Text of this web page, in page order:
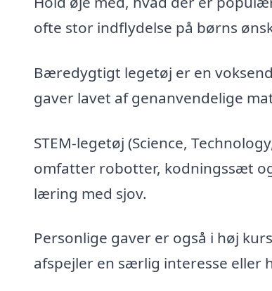
ofte stor indflydelse på børns
Bæredygtigt legetøj er en
gaver lavet af genanvendelige
STEM-legetøj (Science,
omfatter robotter, kodningssæt
læring med sjov.
Personlige gaver er også i høj
afspejler en særlig interesse eller